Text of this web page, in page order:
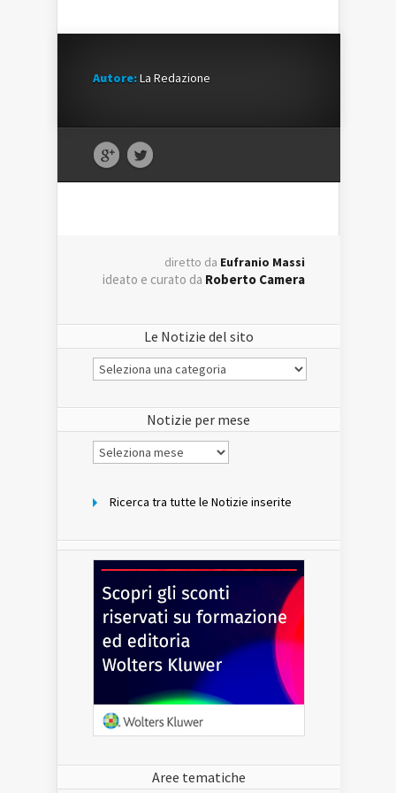
Autore:La Redazione
diretto da Eufranio Massi
ideato e curato da Roberto Camera
Le Notizie del sito
Le
Notizie
Notizie per mese
Notizie
per
Ricerca tra tutte le Notizie inserite
Aree tematiche